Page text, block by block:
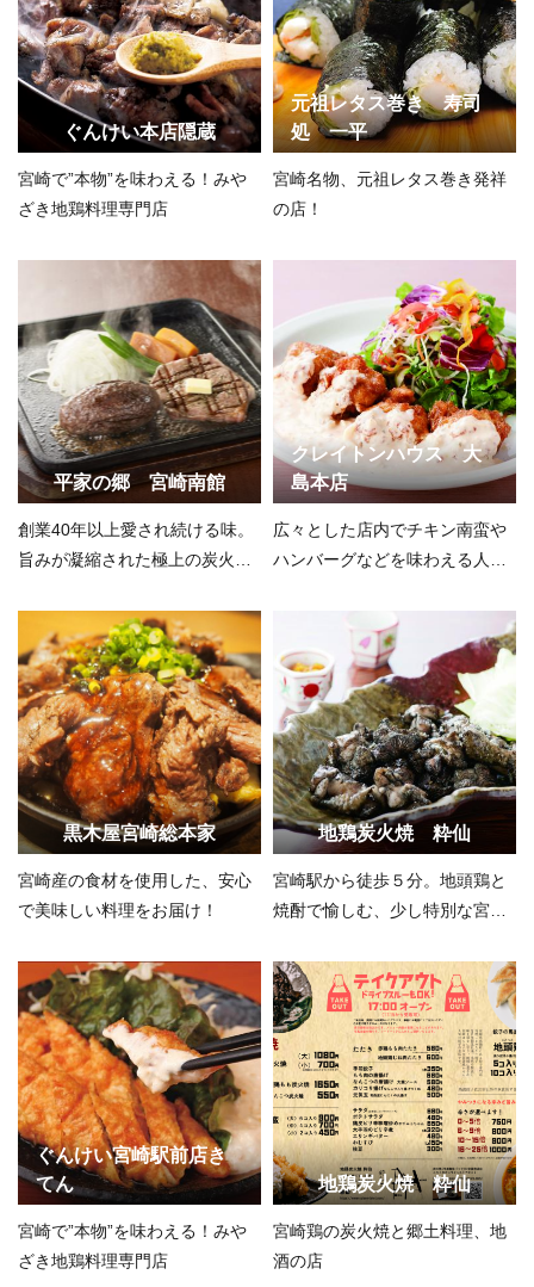
ぐんけい本店隠蔵
宮崎で”本物”を味わえる！みや
ざき地鶏料理専門店
元祖レタス巻き 寿司
処 一平
宮崎名物、元祖レタス巻き発祥
の店！
平家の郷 宮崎南館
創業40年以上愛され続ける味。
旨みが凝縮された極上の炭火焼
クレイトンハウス 大
島本店
広々とした店内でチキン南蛮や
ハンバーグなどを味わえる人気
黒木屋宮崎総本家
宮崎産の食材を使用した、安心
で美味しい料理をお届け！
地鶏炭火焼 粋仙
宮崎駅から徒歩５分。地頭鶏と
焼酎で愉しむ、少し特別な宮崎
ぐんけい宮崎駅前店き
てん
宮崎で”本物”を味わえる！みや
ざき地鶏料理専門店
地鶏炭火焼 粋仙
宮崎鶏の炭火焼と郷土料理、地
酒の店